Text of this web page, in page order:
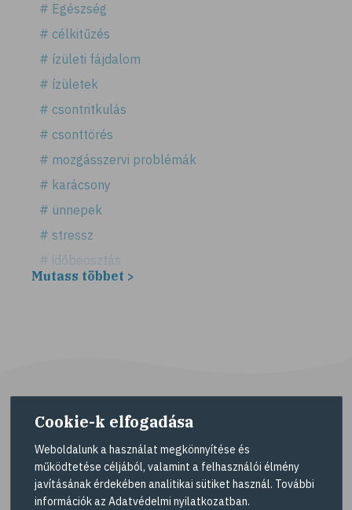
# Egészség
# célkitűzés
# ízületi fájdalom
# ízületek
# csontritkulás
# csonttörés
# mozgásszervi problémák
# karácsony
# ünnepek
# stressz
# időbeosztás
# háztartás
# mozgás
# szánkózás
# snowboard
Mutass többet >
A Gyöngy gyógyszertárat közforgalmú
gyógyszertárként üzemeltető egyes gazdasági
társaságok felelnek az adott gyógyszertár
Cookie-k elfogadása
Weboldalunk a használat megkönnyítése és
működtetése céljából, valamint a felhasználói élmény
javításának érdekében analitikai sütiket használ. További
információk az Adatvédelmi nyilatkozatban.